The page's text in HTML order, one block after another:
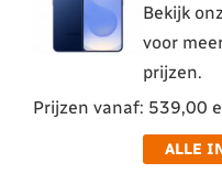
Bekijk
voor
prijzen.
Prijzen vanaf: 539,00
ALLE